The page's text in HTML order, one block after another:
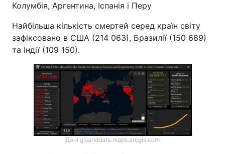
Колумбія, Аргентина, Іспанія і Перу
Найбільша кількість смертей серед країн світу
зафіксовано в США (214 063), Бразилії (150 689)
та Індії (109 150).
Дані gisanddata.maps.arcgis.com